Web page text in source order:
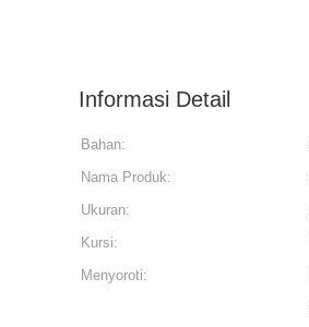
Informasi Detail
Bahan:
Nama Produk:
Ukuran:
Kursi:
Menyoroti: